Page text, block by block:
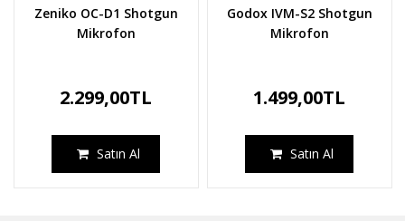
Zeniko OC-D1 Shotgun
Mikrofon
2.299,00TL
Satın Al
Godox IVM-S2 Shotgun
Mikrofon
1.499,00TL
Satın Al